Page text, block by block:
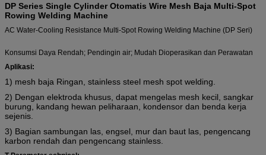
DP Series Single Cylinder Otomatis Wire Mesh Baja Multi-Spot
Rowing Welding Machine
AC Water-Cooling Resistance Multi-Spot Rowing Welding Machine (DP Seri)
Konsumsi Daya Rendah; Pendingin air; Mudah Dioperasikan dan Perawatan
Aplikasi:
1) mesh baja Ringan, stainless steel mesh spot welding.
2) Dengan elektroda khusus, dapat mengelas mesh kecil, sangkar
burung, kandang hewan peliharaan, kondensor dan benda kerja
sejenis.
3) Bagian sambungan las, engsel, mur dan baut las, pengencang
karbon rendah dan pengencang stainless.